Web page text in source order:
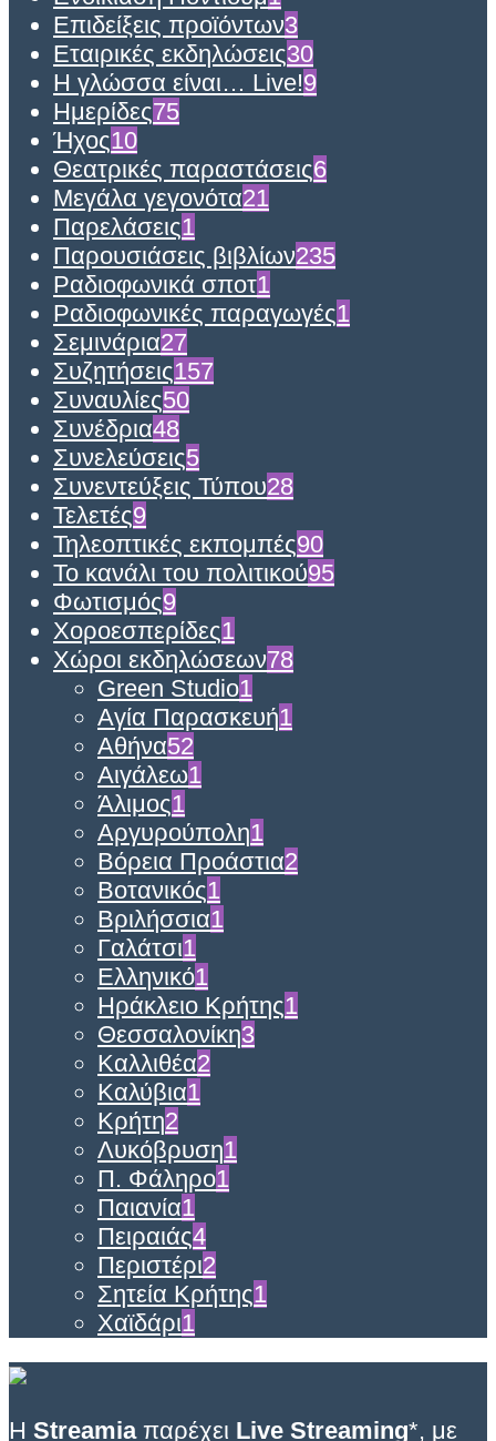
Επιδείξεις προϊόντων3
Εταιρικές εκδηλώσεις30
Η γλώσσα είναι… Live!9
Ημερίδες75
Ήχος10
Θεατρικές παραστάσεις6
Μεγάλα γεγονότα21
Παρελάσεις1
Παρουσιάσεις βιβλίων235
Ραδιοφωνικά σποτ1
Ραδιοφωνικές παραγωγές1
Σεμινάρια27
Συζητήσεις157
Συναυλίες50
Συνέδρια48
Συνελεύσεις5
Συνεντεύξεις Τύπου28
Τελετές9
Τηλεοπτικές εκπομπές90
Το κανάλι του πολιτικού95
Φωτισμός9
Χοροεσπερίδες1
Χώροι εκδηλώσεων78
Green Studio1
Αγία Παρασκευή1
Αθήνα52
Αιγάλεω1
Άλιμος1
Αργυρούπολη1
Βόρεια Προάστια2
Βοτανικός1
Βριλήσσια1
Γαλάτσι1
Ελληνικό1
Ηράκλειο Κρήτης1
Θεσσαλονίκη3
Καλλιθέα2
Καλύβια1
Κρήτη2
Λυκόβρυση1
Π. Φάληρο1
Παιανία1
Πειραιάς4
Περιστέρι2
Σητεία Κρήτης1
Χαϊδάρι1
Η Streamiaπαρέχει Live Streaming*, με